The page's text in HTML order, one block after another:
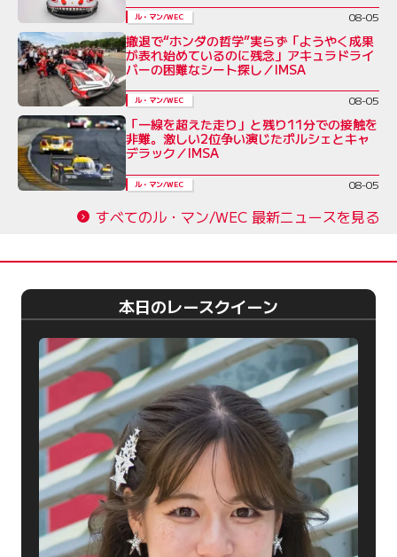
ル・マン/WEC 08-05
撤退で“ホンダの哲学”実らず「ようやく成果
が表れ始めているのに残念」アキュラドライ
バーの困難なシート探し／IMSA
ル・マン/WEC 08-05
「一線を超えた走り」と残り11分での接触を
非難。激しい2位争い演じたポルシェとキャ
デラック／IMSA
ル・マン/WEC 08-05
すべてのル・マン/WEC 最新ニュースを見る
本日のレースクイーン